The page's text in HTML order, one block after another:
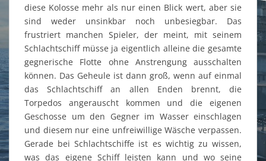
diese Kolosse mehr als nur einen Blick wert, aber sie
sind weder unsinkbar noch unbesiegbar. Das
frustriert manchen Spieler, der meint, mit seinem
Schlachtschiff müsse ja eigentlich alleine die gesamte
gegnerische Flotte ohne Anstrengung ausschalten
können. Das Geheule ist dann groß, wenn auf einmal
das Schlachtschiff an allen Enden brennt, die
Torpedos angerauscht kommen und die eigenen
Geschosse um den Gegner im Wasser einschlagen
und diesem nur eine unfreiwillige Wäsche verpassen.
Gerade bei Schlachtschiffe ist es wichtig zu wissen,
was das eigene Schiff leisten kann und wo seine